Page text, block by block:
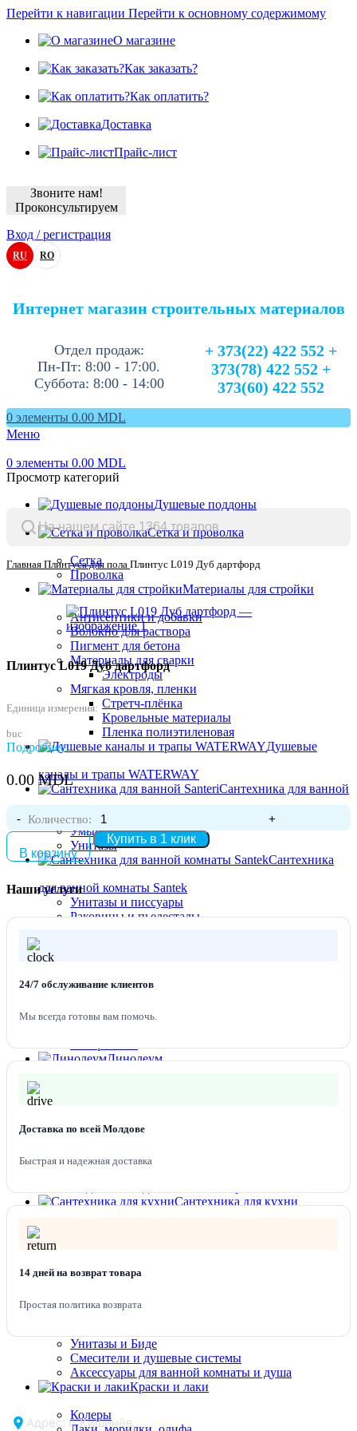
Перейти к навигации Перейти к основному содержимому
О магазине
Как заказать?
Как оплатить?
Доставка
Прайс-лист
Звоните нам!
Проконсультируем
Вход / регистрация
RU RO
Интернет магазин строительных материалов
Отдел продаж:
Пн-Пт: 8:00 - 17:00.
Суббота: 8:00 - 14:00
+ 373(22) 422 552 +
373(78) 422 552 +
373(60) 422 552
0 элементы 0.00 MDL
Меню
0 элементы 0.00 MDL
Просмотр категорий
Душевые поддоны
Сетка и проволка
Сетка
Проволка
Материалы для стройки
Антисептики и добавки
Волокно для раствора
Пигмент для бетона
Материалы для сварки
Электроды
Мягкая кровля, пленки
Стретч-плёнка
Кровельные материалы
Пленка полиэтиленовая
Душевые
каналы и трапы WATERWAY
Сантехника для ванной
Santeri
Умывальники, мойки
Унитазы
Сантехника
для ванной комнаты Santek
Унитазы и писсуары
Раковины и пьедесталы
комнаты
Тумбы с раковиной — скидки от 10%
Линолеум
Линолеум 3 м
Линолеум 4 м
Сантехника для кухни
Смесителя для кухни
ванной комнаты
Унитазы и Биде
Смесители и душевые системы
Аксессуары для ванной комнаты и душа
Краски и лаки
Колеры
Главная Плинтуса для пола Плинтус L019 Дуб дартфорд
Плинтус L019 Дуб дартфорд
Единица измерения:
buc
Подробнее
0.00 MDL
Количество:
В корзину
Купить в 1 клик
Наши услуги
24/7 обслуживание клиентов
Мы всегда готовы вам помочь.
Доставка по всей Молдове
Быстрая и надежная доставка
14 дней на возврат товара
Простая политика возврата
Адрес: г. Кишинёв,